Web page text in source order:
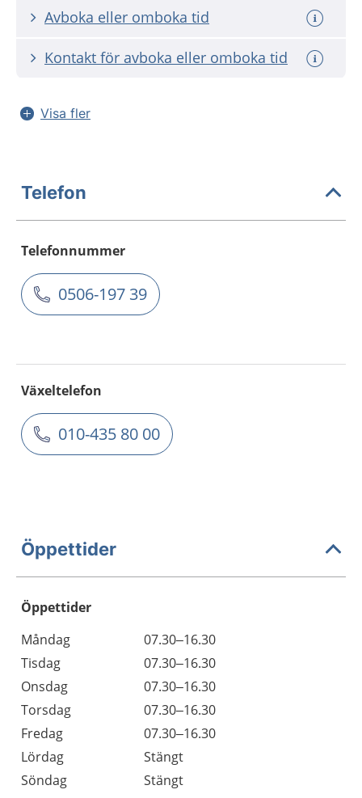
Avboka eller omboka tid
Kontakt för avboka eller omboka tid
Visa fler
Telefon
Telefonnummer
0506-197 39
Växeltelefon
010-435 80 00
Öppettider
Öppettider
Dag
Öppettider
Kommentarer
Måndag
07.30–16.30
Tisdag
07.30–16.30
Onsdag
07.30–16.30
Torsdag
07.30–16.30
Fredag
07.30–16.30
Lördag
Stängt
Söndag
Stängt